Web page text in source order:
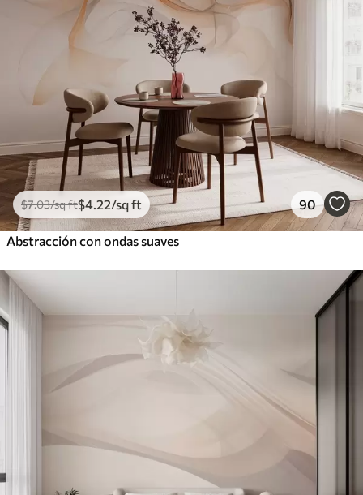
$7.03/sq ft$4 .22/sq ft 90
Abstracción con ondas suaves